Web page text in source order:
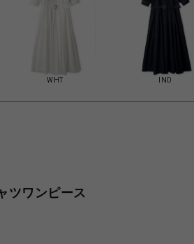
WHT IND
ツワンピース